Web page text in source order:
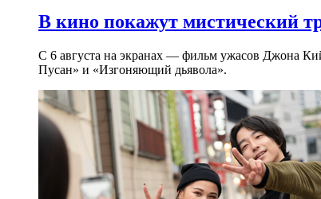
В кино покажут мистический
С 6 августа на экранах — фильм ужасов Джона
Пусан» и «Изгоняющий дьявола».